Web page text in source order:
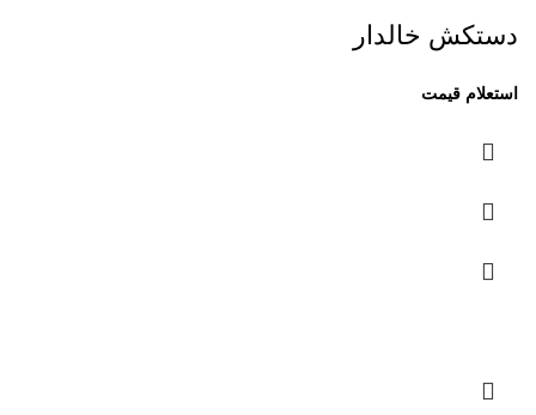
دستکش خالدار